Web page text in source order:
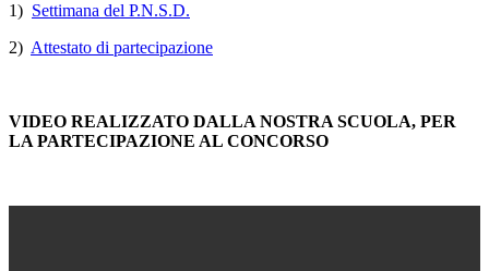
1) Settimana del P.N.S.D.
2) Attestato di partecipazione
VIDEO REALIZZATO DALLA NOSTRA SCUOLA, PER
LA PARTECIPAZIONE AL CONCORSO